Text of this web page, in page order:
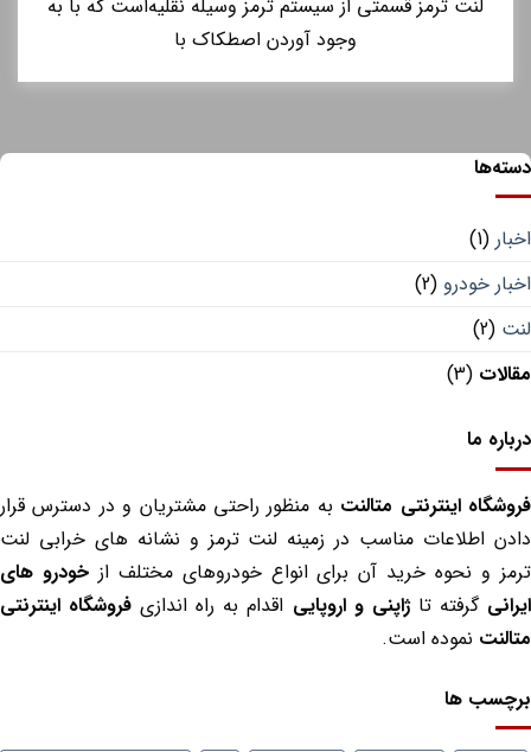
(1)
خودرو(2)
(2)
(3)
ما
اینترنتی متالنتبه منظور راحتی مشتریان و در دسترس قرار
اطلاعات مناسب در زمینه لنت ترمز و نشانه های خرابی لنت
و نحوه خرید آن برای انواع خودروهای مختلف ازخودرو های
گرفته تاژاپنی و اروپاییاقدام به راه اندازیفروشگاه اینترنتی
نموده است.
ها
لنت ترمز قسمتی از سیستم ترمز وسیله نقلیه‌است که با به
وجود آوردن اصطکاک با